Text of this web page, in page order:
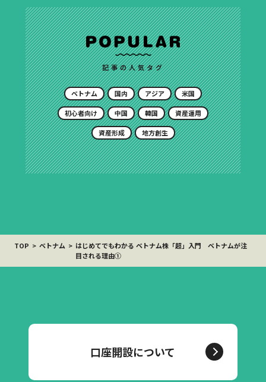
記事の人気タグ
ベトナム 国内 アジア 米国
初心者向け 中国 韓国 資産運用
資産形成 地方創生
TOP ベトナム
はじめてでもわかる ベトナム株「超」入門 ベトナムが注
目される理由①
口座開設について